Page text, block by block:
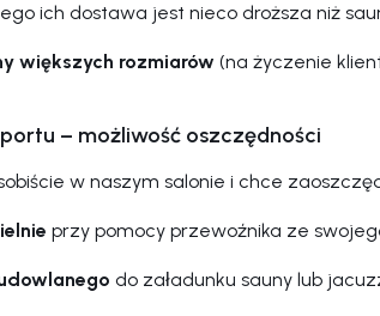
ich dostawa jest nieco droższa niż
większych rozmiarów (na życzenie
– możliwość oszczędności
w naszym salonie i chce
przy pomocy przewoźnika ze
do załadunku sauny lub